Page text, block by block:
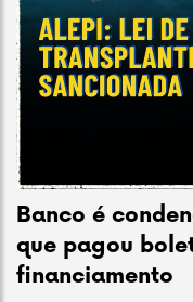
Banco é
que pagou
financiamento